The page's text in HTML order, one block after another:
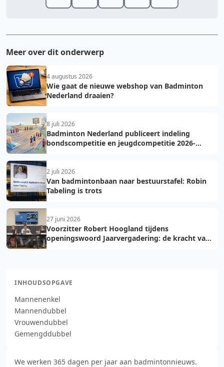
Meer over dit onderwerp
4 augustus 2026
Wie gaat de nieuwe webshop van Badminton
Nederland draaien?
8 juli 2026
Badminton Nederland publiceert indeling
bondscompetitie en jeugdcompetitie 2026-
2 juli 2026
Van badmintonbaan naar bestuurstafel: Robin
Tabeling is trots
27 juni 2026
Voorzitter Robert Hoogland tijdens
openingswoord Jaarvergadering: de kracht van
INHOUDSOPGAVE
Mannenenkel
Mannendubbel
Vrouwendubbel
Gemengddubbel
We werken 365 dagen per jaar aan badmintonnieuws.